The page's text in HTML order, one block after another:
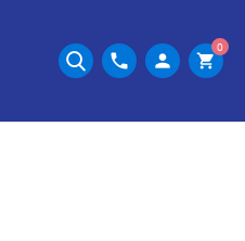
phone person shopping_cart
0